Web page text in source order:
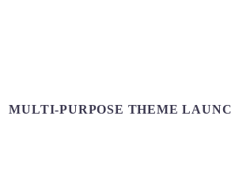
MULTI-PURPOSE THEME